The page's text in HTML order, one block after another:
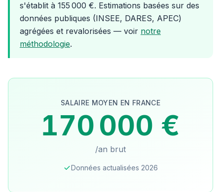
s'établit à 155 000 €. Estimations basées sur des
données publiques (INSEE, DARES, APEC)
agrégées et revalorisées — voir notre
méthodologie.
SALAIRE MOYEN EN FRANCE
170 000 €
/an brut
Données actualisées 2026